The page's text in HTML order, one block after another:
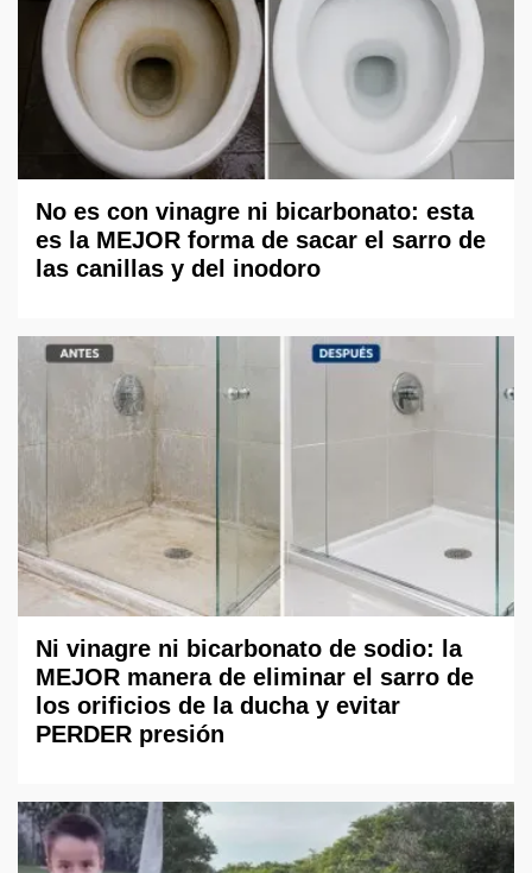
No es con vinagre ni bicarbonato: esta
es la MEJOR forma de sacar el sarro de
las canillas y del inodoro
Ni vinagre ni bicarbonato de sodio: la
MEJOR manera de eliminar el sarro de
los orificios de la ducha y evitar
PERDER presión